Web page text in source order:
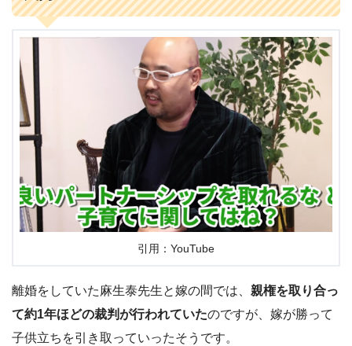
引用：YouTube
離婚をしていた麻生泰先生と嫁の間では、 親権を取り合っ
て約1年ほどの裁判が行われていたのですが、嫁が勝って
子供立ちを引き取っていったそうです。